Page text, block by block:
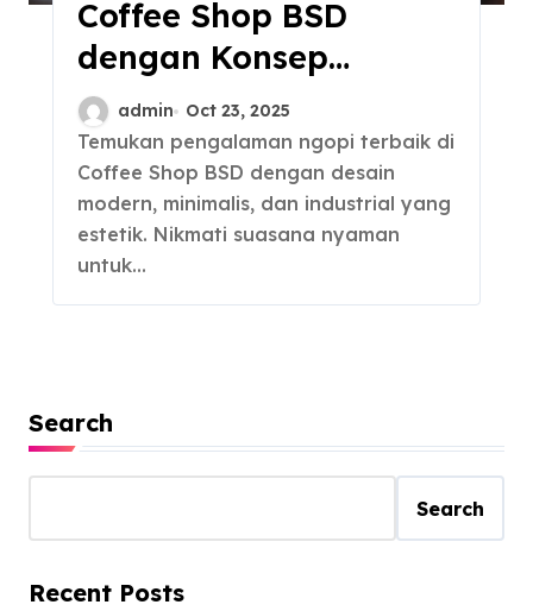
Coffee Shop BSD
dengan Konsep
Modern yang Wajib
Dikunjungi
admin Oct 23, 2025
Temukan pengalaman ngopi terbaik di
Coffee Shop BSD dengan desain
modern, minimalis, dan industrial yang
estetik. Nikmati suasana nyaman
untuk…
Search
Search
Recent Posts